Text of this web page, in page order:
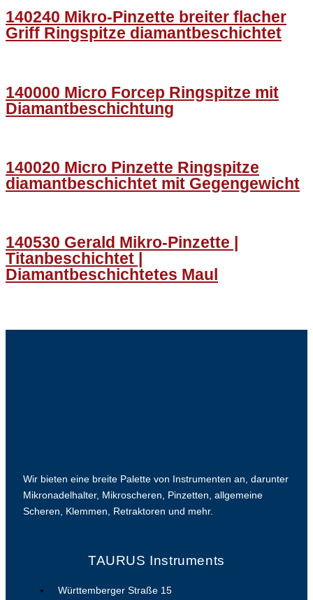
140240 Mikro-Pinzette breiter flacher
Griff Ringspitze diamantbeschichtet
140000 Micro Forcep Ringspitze mit
Diamantbeschichtung
140020 Micro Pinzette Ringspitze
diamantbeschichtet mit Gegengewicht
140530 Gerald Mikro-Pinzette |
Titanbeschichtet |
Diamantbeschichtetes Maul
Wir bieten eine breite Palette von Instrumenten an, darunter
Mikronadelhalter, Mikroscheren, Pinzetten, allgemeine
Scheren, Klemmen, Retraktoren und mehr.
TAURUS Instruments
Württemberger Straße 15